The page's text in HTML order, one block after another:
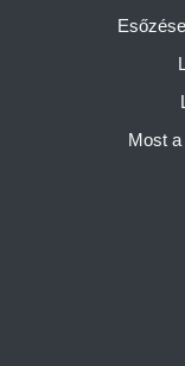
Most